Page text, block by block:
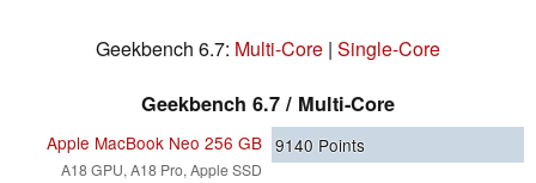
Geekbench 6.7: Multi-Core | Single-Core
Geekbench 6.7 / Multi-Core
Apple MacBook Neo 256 GB
A18 GPU, A18 Pro, Apple SSD
9140 Points